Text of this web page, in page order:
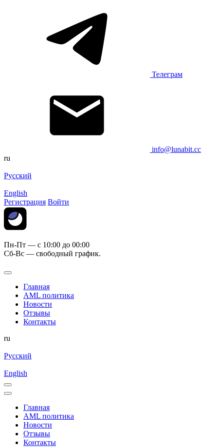
Телеграм
info@lunabit.cc
ru
Русский
English
Регистрация Войти
Пн-Пт — c 10:00 до 00:00
Сб-Вс — свободный график.
Главная
AML политика
Новости
Отзывы
Контакты
ru
Русский
English
Главная
AML политика
Новости
Отзывы
Контакты